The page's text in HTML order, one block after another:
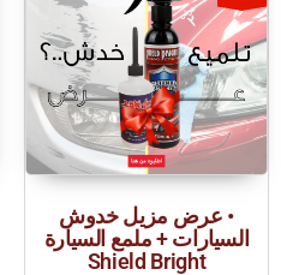
• عرض مزيل خدوش
السيارات + ملمع السيارة
Shield Bright